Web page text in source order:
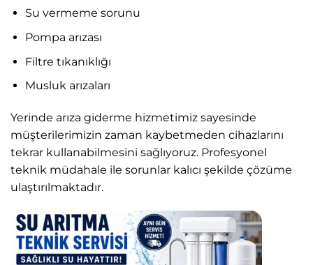
Su vermeme sorunu
Pompa arızası
Filtre tıkanıklığı
Musluk arızaları
Yerinde arıza giderme hizmetimiz sayesinde
müşterilerimizin zaman kaybetmeden cihazlarını
tekrar kullanabilmesini sağlıyoruz. Profesyonel
teknik müdahale ile sorunlar kalıcı şekilde çözüme
ulaştırılmaktadır.